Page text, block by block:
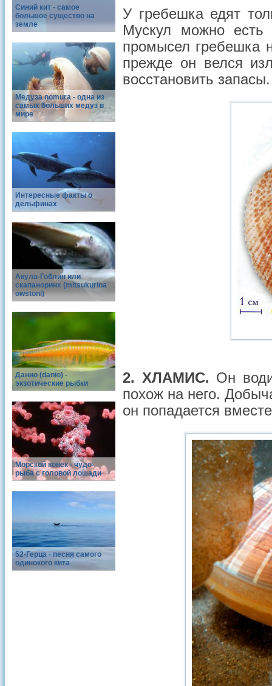
Синий кит - самое
большое существо на
земле
Медуза nomura - одна из
самых больших медуз в
мире
Интересные факты о
дельфинах
Акула-Гоблин или
скапаноринх (mitsukurina
owstoni)
Данио (danio) -
экзотические рыбки
Морской конек - чудо-
рыба с головой лошади
52-Герца - песня самого
одинокого кита
У гребешка едят
Мускул можно
промысел гребешка
прежде он велся
восстановить запасы.
2. ХЛАМИС. Он
похож на него.
он попадается